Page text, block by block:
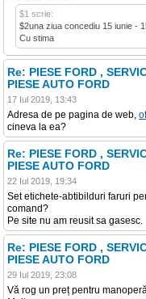
$1 scrie:
$2una ziua concediu 15 iunie -
Cu stima
Re: PIESE FORD ,
PIESE AUTO FORD
17 Iul 2019, 13:43
Adresa de pe pagina de web,
cineva la ea?
Re: PIESE FORD ,
PIESE AUTO FORD
22 Iul 2019, 19:34
Set etichete-abtibilduri faruri
comand?
Pe site nu am reusit sa gasesc.
Re: PIESE FORD ,
PIESE AUTO FORD
29 Iul 2019, 23:08
Vă rog un preț pentru